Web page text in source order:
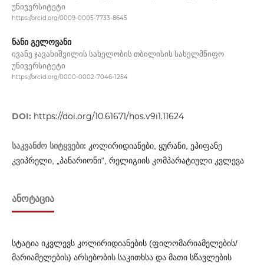
უნივერსიტეტი
https://orcid.org/0009-0005-7733-8645
ნანი გელოვანი
ივანე ჯავახიშვილის სახელობის თბილისის სახელმწიფო
უნივერსიტეტი
https://orcid.org/0000-0002-7046-1254
DOI: https://doi.org/10.61671/hos.v9i1.11624
საკვანძო სიტყვები: კოლირიდიანები, ყურანი, ეპიფანე
კვიპრელი, „პანარიონი“, რელიგიის კომპარატიული კვლევა
ᲐᲜᲝᲢᲐᲪᲘᲐ
სტატია იკვლევს კოლირიდიანების (ფილომარიამ­ელების/
მარიამელების) არსებობის საკითხსა და მათი სწავლების